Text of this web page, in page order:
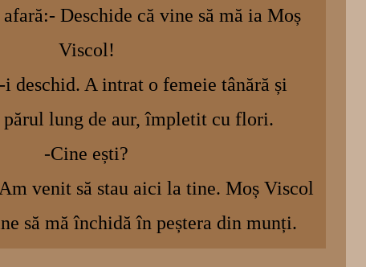
Deschide că vine să mă ia Moș
Viscol!
deschid. A intrat o femeie tânără și
părul lung de aur, împletit cu flori.
-Cine ești?
venit să stau aici la tine. Moș Viscol
să mă închidă în peștera din munți.